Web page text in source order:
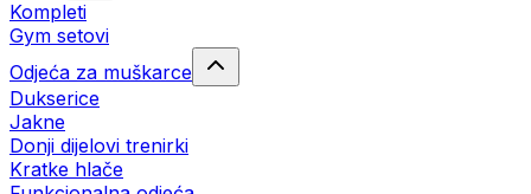
Kompleti
Gym setovi
Odjeća za muškarce
Dukserice
Jakne
Donji dijelovi trenirki
Kratke hlače